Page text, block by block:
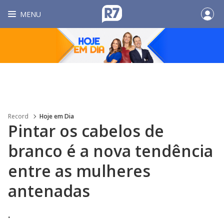
MENU
Record Hoje em Dia
Pintar os cabelos de
branco é a nova tendência
entre as mulheres
antenadas
.